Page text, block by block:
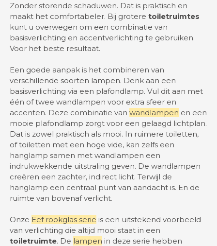
Zonder storende schaduwen. Dat is praktisch en
maakt het comfortabeler. Bij grotere toiletruimtes
kunt u overwegen om een combinatie van
basisverlichting en accentverlichting te gebruiken.
Voor het beste resultaat.
Een goede aanpak is het combineren van
verschillende soorten lampen. Denk aan een
basisverlichting via een plafondlamp. Vul dit aan met
één of twee wandlampen voor extra sfeer en
accenten. Deze combinatie van wandlampen en een
mooie plafondlamp zorgt voor een gelaagd lichtplan.
Dat is zowel praktisch als mooi. In ruimere toiletten,
of toiletten met een hoge vide, kan zelfs een
hanglamp samen met wandlampen een
indrukwekkende uitstraling geven. De wandlampen
creëren een zachter, indirect licht. Terwijl de
hanglamp een centraal punt van aandacht is. En de
ruimte van bovenaf verlicht.
Onze Eef rookglas serie is een uitstekend voorbeeld
van verlichting die altijd mooi staat in een
toiletruimte. De lampen in deze serie hebben